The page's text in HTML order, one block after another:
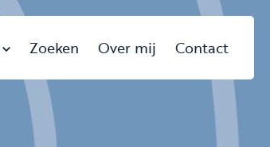
Zoeken Over mij Contact